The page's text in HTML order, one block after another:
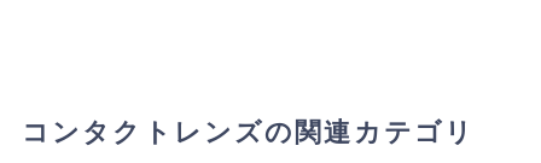
コンタクトレンズの関連カテゴリ